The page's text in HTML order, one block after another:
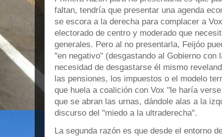
faltan, tendría que presentar una agenda
se escora a la derecha para complacer a
electorado de centro y moderado que
generales. Pero al no presentarla, Feijóo
"en negativo" (desgastando al Gobierno
necesidad de desgastarse él mismo
las pensiones, los impuestos o el modelo
que huela a coalición con Vox "le haría
que se abran las urnas, dándole alas a la
discurso del "miedo a la ultraderecha".
La segunda razón es que desde el entorno